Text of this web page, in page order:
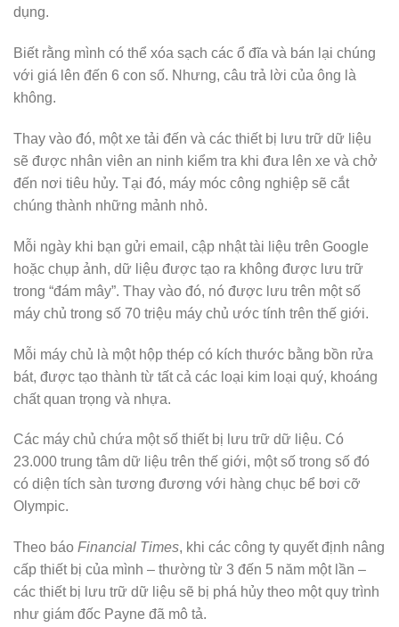
dụng.
Biết rằng mình có thể xóa sạch các ổ đĩa và bán lại chúng
với giá lên đến 6 con số. Nhưng, câu trả lời của ông là
không.
Thay vào đó, một xe tải đến và các thiết bị lưu trữ dữ liệu
sẽ được nhân viên an ninh kiểm tra khi đưa lên xe và chở
đến nơi tiêu hủy. Tại đó, máy móc công nghiệp sẽ cắt
chúng thành những mảnh nhỏ.
Mỗi ngày khi bạn gửi email, cập nhật tài liệu trên Google
hoặc chụp ảnh, dữ liệu được tạo ra không được lưu trữ
trong “đám mây”. Thay vào đó, nó được lưu trên một số
máy chủ trong số 70 triệu máy chủ ước tính trên thế giới.
Mỗi máy chủ là một hộp thép có kích thước bằng bồn rửa
bát, được tạo thành từ tất cả các loại kim loại quý, khoáng
chất quan trọng và nhựa.
Các máy chủ chứa một số thiết bị lưu trữ dữ liệu. Có
23.000 trung tâm dữ liệu trên thế giới, một số trong số đó
có diện tích sàn tương đương với hàng chục bể bơi cỡ
Olympic.
Theo báo Financial Times, khi các công ty quyết định nâng
cấp thiết bị của mình – thường từ 3 đến 5 năm một lần –
các thiết bị lưu trữ dữ liệu sẽ bị phá hủy theo một quy trình
như giám đốc Payne đã mô tả.